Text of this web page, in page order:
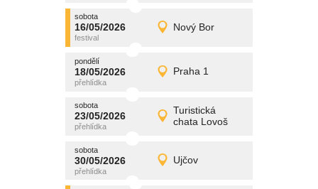
sobota
16/05/2026 Nový Bor
sobota
16/05/2026 Detail
promítání
pondělí
18/05/2026 Praha 1
pondělí
18/05/2026 Detail
promítání
sobota
23/05/2026
Turistická
chata Lovoš
sobota
23/05/2026 Detail
promítání
sobota
30/05/2026 Ujčov
sobota
30/05/2026 Detail
promítání